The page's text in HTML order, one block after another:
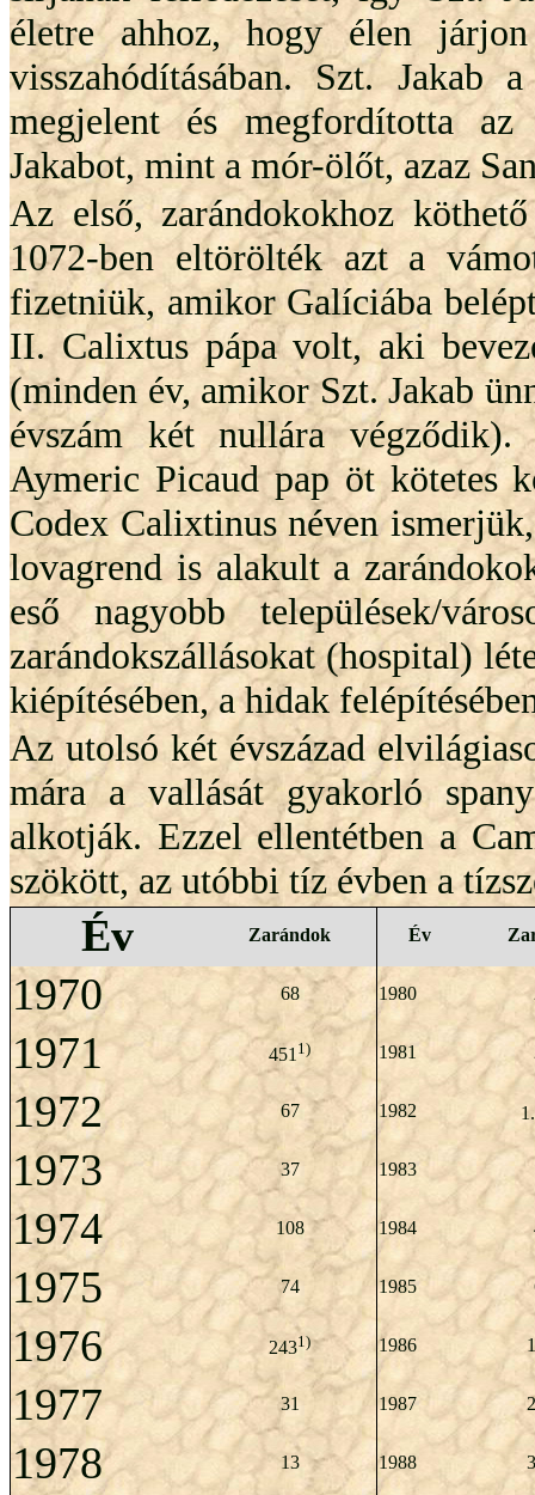
életre ahhoz, hogy élen járjon
visszahódításában. Szt. Jakab
megjelent és megfordította
Jakabot, mint a mór-ölőt, azaz
Az első, zarándokokhoz
1072-ben eltörölték azt a
fizetniük, amikor Galíciába
II. Calixtus pápa volt, aki
(minden év, amikor Szt. Jakab
évszám két nullára
Aymeric Picaud pap öt kötetes
Codex Calixtinus néven
lovagrend is alakult a
eső nagyobb települések/
zarándokszállásokat (hospital)
kiépítésében, a hidak
Az utolsó két évszázad
mára a vallását gyakorló
alkotják. Ezzel ellentétben a
szökött, az utóbbi tíz évben a
Év Zarándok Év
1970 68 1980
1971 451 1) 1981
1972 67 1982
1973 37 1983
1974 108 1984
1975 74 1985
1976 2431) 1986
1977 31 1987
1978 13 1988